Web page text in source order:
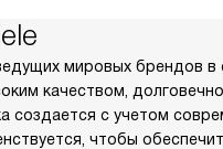
мировых брендов в
качеством,
создается с учетом
чтобы